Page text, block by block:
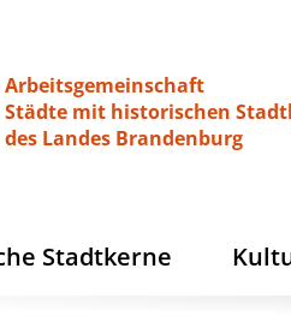
Arbeitsgemeinschaft
Städte mit historischen
des Landes Brandenburg
Stadtkerne